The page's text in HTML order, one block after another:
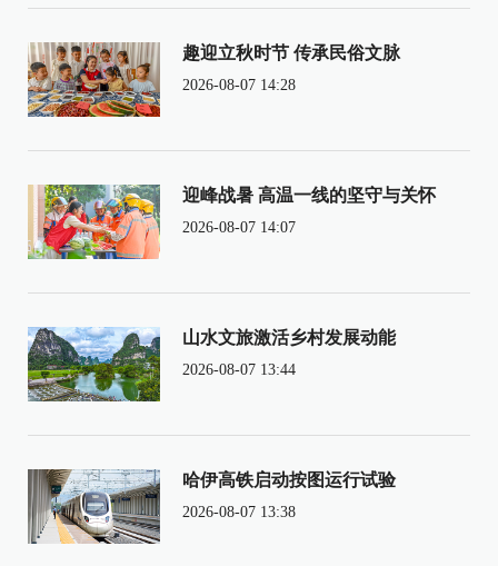
趣迎立秋时节 传承民俗文脉
2026-08-07 14:28
迎峰战暑 高温一线的坚守与关怀
2026-08-07 14:07
山水文旅激活乡村发展动能
2026-08-07 13:44
哈伊高铁启动按图运行试验
2026-08-07 13:38